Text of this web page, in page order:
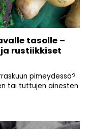
tasolle –
rustiikkiset
pimeydessä?
tai tuttujen ainesten